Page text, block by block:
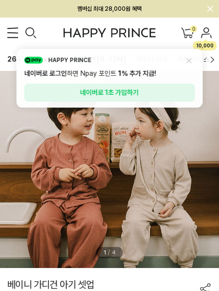
회원전용 아울렛, 가입하면 ~60% 할인!
멤버십 최대 28,000원 혜택 0
10,000
26SS 신상 BEST BABY[6~12M] 하의/레깅스
1 / 4
베이니 가디건 아기 셋업
HAPPY PRINCE
네이버로 로그인하면 Npay 포인트1%추가 지급!
네이버로 1초 가입하기